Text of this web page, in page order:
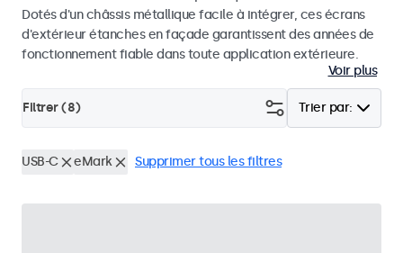
Dotés d'un châssis métallique facile à intégrer, ces écrans
d'extérieur étanches en façade garantissent des années de
fonctionnement fiable dans toute application extérieure.
Voir plus
Trier par:
Filtrer (8)
USB-C eMark Supprimer tous les filtres